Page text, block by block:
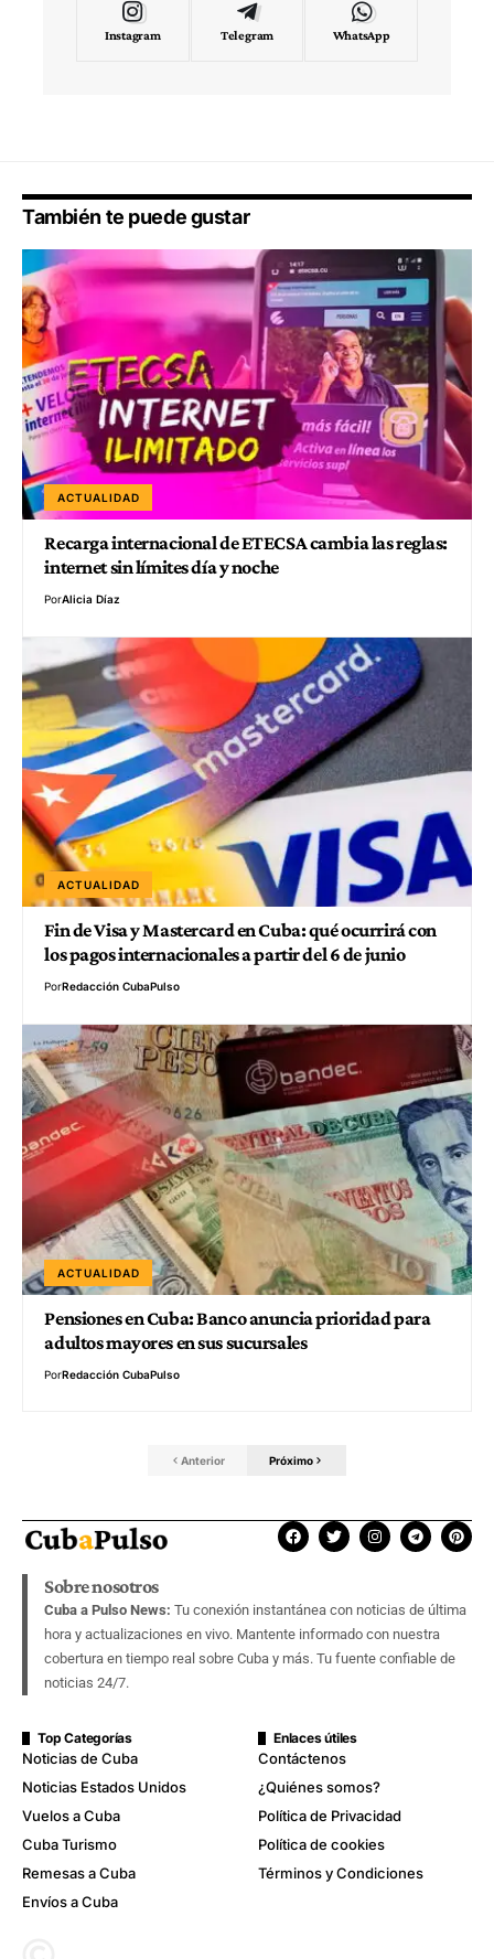
Instagram Telegram WhatsApp
También te puede gustar
ACTUALIDAD
Recarga internacional de ETECSA cambia las reglas:
internet sin límites día y noche
PorAlicia Díaz
ACTUALIDAD
Fin de Visa y Mastercard en Cuba: qué ocurrirá con
los pagos internacionales a partir del 6 de junio
PorRedacción CubaPulso
ACTUALIDAD
Pensiones en Cuba: Banco anuncia prioridad para
adultos mayores en sus sucursales
PorRedacción CubaPulso
Anterior Próximo
Sobre nosotros
Cuba a Pulso News: Tu conexión instantánea con noticias de última
hora y actualizaciones en vivo. Mantente informado con nuestra
cobertura en tiempo real sobre Cuba y más. Tu fuente confiable de
noticias 24/7.
Top Categorías
Noticias de Cuba
Noticias Estados Unidos
Vuelos a Cuba
Cuba Turismo
Remesas a Cuba
Envíos a Cuba
Enlaces útiles
Contáctenos
¿Quiénes somos?
Política de Privacidad
Política de cookies
Términos y Condiciones